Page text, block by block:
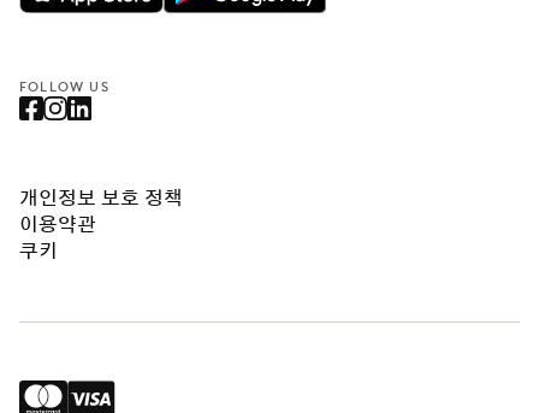
FOLLOW US
개인정보 보호 정책
이용약관
쿠키